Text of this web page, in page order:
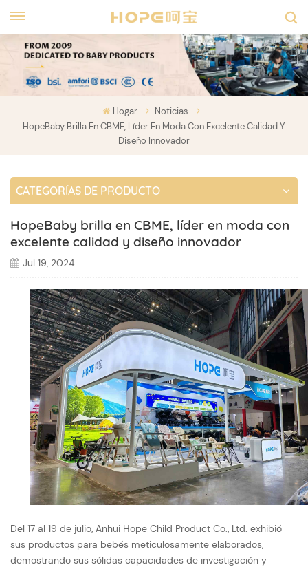
Hogar
Noticias
HopeBaby Brilla En CBME, Líder En Moda Con Excelente Calidad Y
Diseño Innovador
CATEGORÍAS DE PRODUCTO
HopeBaby brilla en CBME, líder en moda con
excelente calidad y diseño innovador
Jul 19, 2024
Del 17 al 19 de julio, Anhui Hope Child Product Co., Ltd. exhibió
sus productos para bebés meticulosamente elaborados,
demostrando sus sólidas capacidades de investigación y